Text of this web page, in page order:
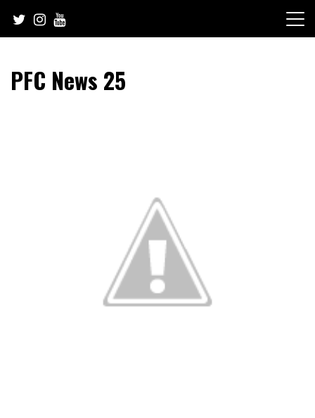
content
PFC News 25